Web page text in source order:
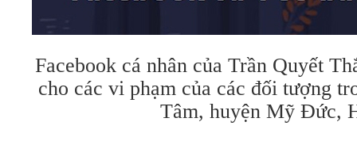
Facebook cá nhân của Trần Quyết
cho các vi phạm của các đối tượng
Tâm, huyện Mỹ Đức,